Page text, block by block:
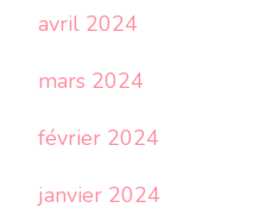
avril 2024
mars 2024
février 2024
janvier 2024